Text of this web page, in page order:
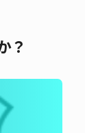
？